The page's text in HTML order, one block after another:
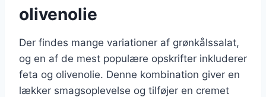
olivenolie
Der findes mange variationer af grønkålssalat,
og en af de mest populære opskrifter inkluderer
feta og olivenolie. Denne kombination giver en
lækker smagsoplevelse og tilføjer en cremet